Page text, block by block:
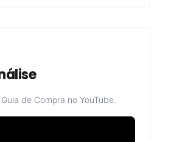
de Compra no YouTube.